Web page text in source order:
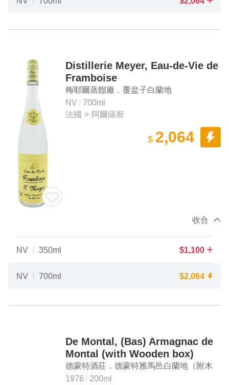
Distillerie Meyer, Eau-de-Vie de
Framboise
梅耶爾蒸餾廠．覆盆子白蘭地
NV
700ml
法國 > 阿爾薩斯
$ 2,064
收合
NV 350ml $1,100
NV 700ml $2,064
De Montal, (Bas) Armagnac de
Montal (with Wooden box)
德蒙特酒莊．德蒙特雅馬邑白蘭地（附木
盒）
1976
200ml